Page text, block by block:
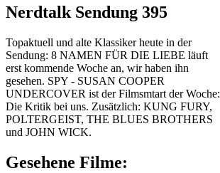
Nerdtalk Sendung 395
Topaktuell und alte Klassiker heute in der
Sendung: 8 NAMEN FÜR DIE LIEBE läuft
erst kommende Woche an, wir haben ihn
gesehen. SPY - SUSAN COOPER
UNDERCOVER ist der Filmsmtart der Woche:
Die Kritik bei uns. Zusätzlich: KUNG FURY,
POLTERGEIST, THE BLUES BROTHERS
und JOHN WICK.
Gesehene Filme: